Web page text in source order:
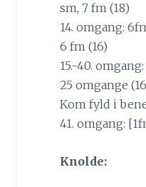
sm, 7 fm (18)
14. omgang:
6 fm (16)
15.-40.
25 omgange
Kom fyld i
41. omgang:
Knolde: